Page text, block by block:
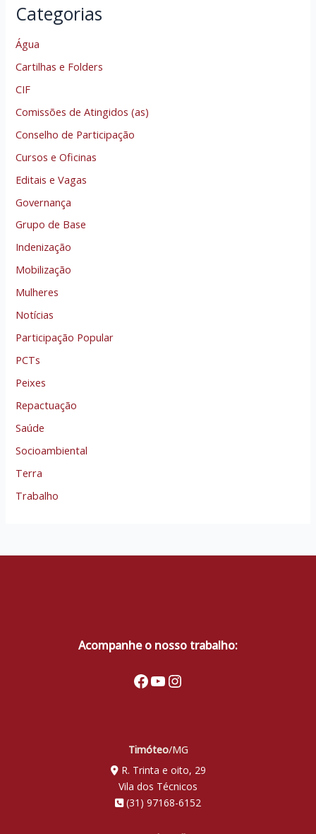
Categorias
Água
Cartilhas e Folders
CIF
Comissões de Atingidos (as)
Conselho de Participação
Cursos e Oficinas
Editais e Vagas
Governança
Grupo de Base
Indenização
Mobilização
Mulheres
Notícias
Participação Popular
PCTs
Peixes
Repactuação
Saúde
Socioambiental
Terra
Trabalho
Acompanhe o nosso trabalho:
Facebook
Youtube
Instagram
Timóteo/MG
R. Trinta e oito, 29
Vila dos Técnicos
(31) 97168-6152